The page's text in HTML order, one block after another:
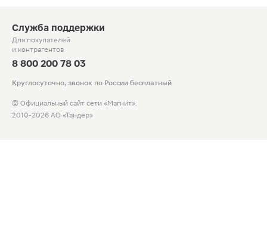
Служба поддержки
Для покупателей
и контрагентов
8 800 200 78 03
Круглосуточно, звонок по России бесплатный
© Официальный сайт сети «Магнит».
2010-2026 АО «Тандер»